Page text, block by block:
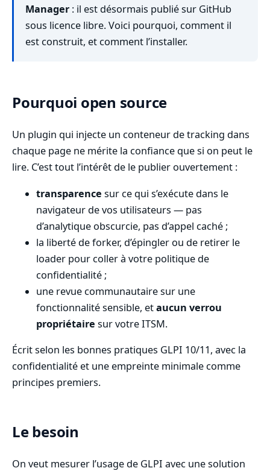
Manager : il est désormais publié sur GitHub
sous licence libre. Voici pourquoi, comment il
est construit, et comment l’installer.
Pourquoi open source
Un plugin qui injecte un conteneur de tracking dans
chaque page ne mérite la confiance que si on peut le
lire. C’est tout l’intérêt de le publier ouvertement :
transparence sur ce qui s’exécute dans le
navigateur de vos utilisateurs — pas
d’analytique obscurcie, pas d’appel caché ;
la liberté de forker, d’épingler ou de retirer le
loader pour coller à votre politique de
confidentialité ;
une revue communautaire sur une
fonctionnalité sensible, etaucun verrou
propriétaire sur votre ITSM.
Écrit selon les bonnes pratiques GLPI 10/11, avec la
confidentialité et une empreinte minimale comme
principes premiers.
Le besoin
On veut mesurer l’usage de GLPI avec une solution